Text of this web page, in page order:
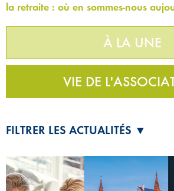
la retraite : où en sommes-nous
À LA UNE
VIE DE
FILTRER LES ACTUALITÉS ▼